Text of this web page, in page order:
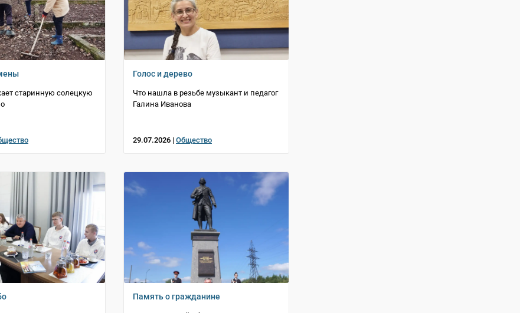
старинную солецкую
Голос и дерево
Что нашла в резьбе музыкант и педагог
Галина Иванова
29.07.2026 | Общество
Память о гражданине